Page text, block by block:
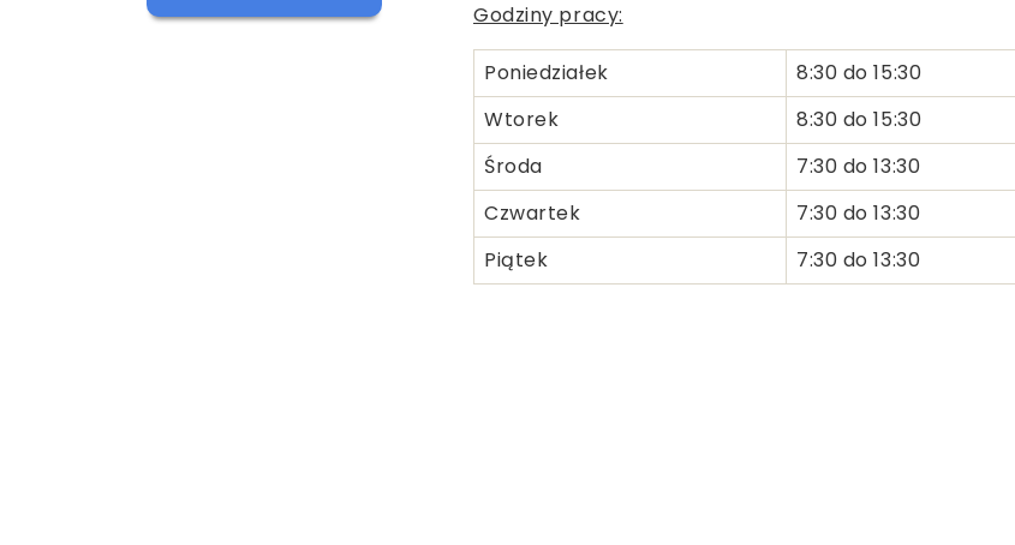
Godziny pracy:
Poniedziałek
8:30 do 15:30
Wtorek
8:30 do 15:30
Środa
7:30 do 13:30
Czwartek
7:30 do 13:30
Piątek
7:30 do 13:30